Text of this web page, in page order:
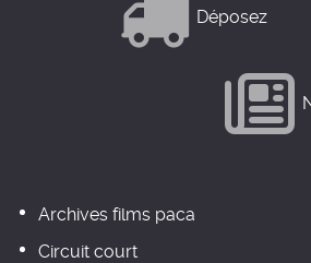
Déposez
Archives films paca
Circuit court